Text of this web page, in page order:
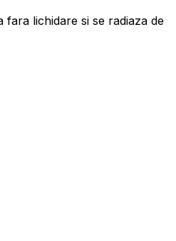
lichidare si se radiaza de